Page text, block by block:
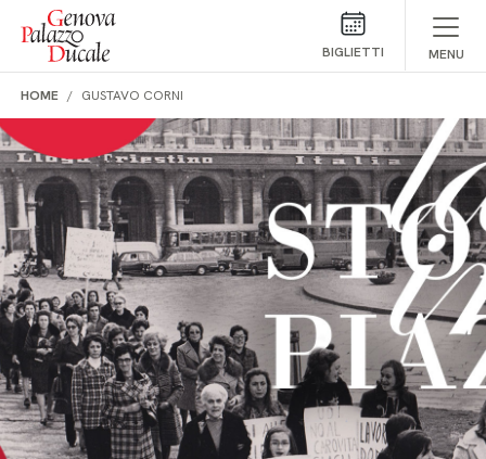
Salta al contenuto
BIGLIETTI MENU
HOME GUSTAVO CORNI